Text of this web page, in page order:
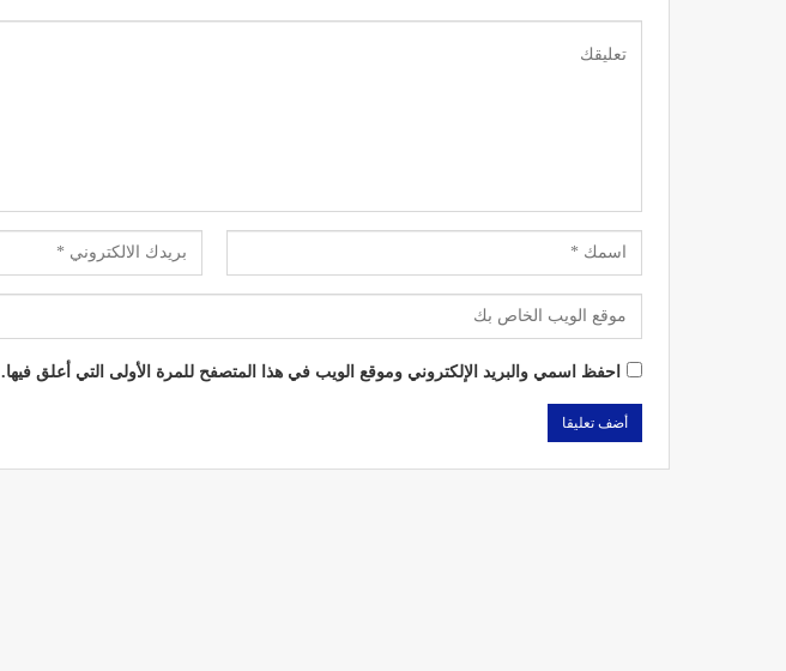
احفظ اسمي والبريد الإلكتروني وموقع الويب في هذا المتصفح للمرة الأولى التي أعلق فيها.